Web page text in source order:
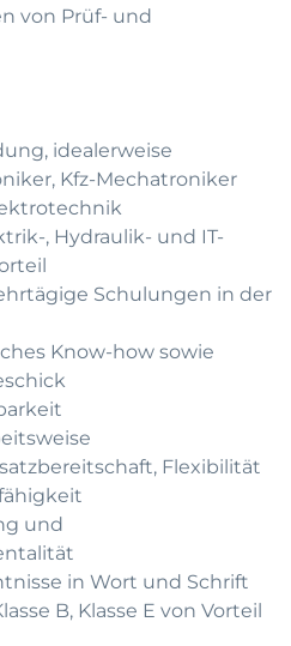
von Prüf- und
idealerweise
Kfz-Mechatroniker
, Hydraulik- und IT-
Schulungen in der
Know-how sowie
Flexibilität
und
in Wort und Schrift
B, Klasse E von Vorteil